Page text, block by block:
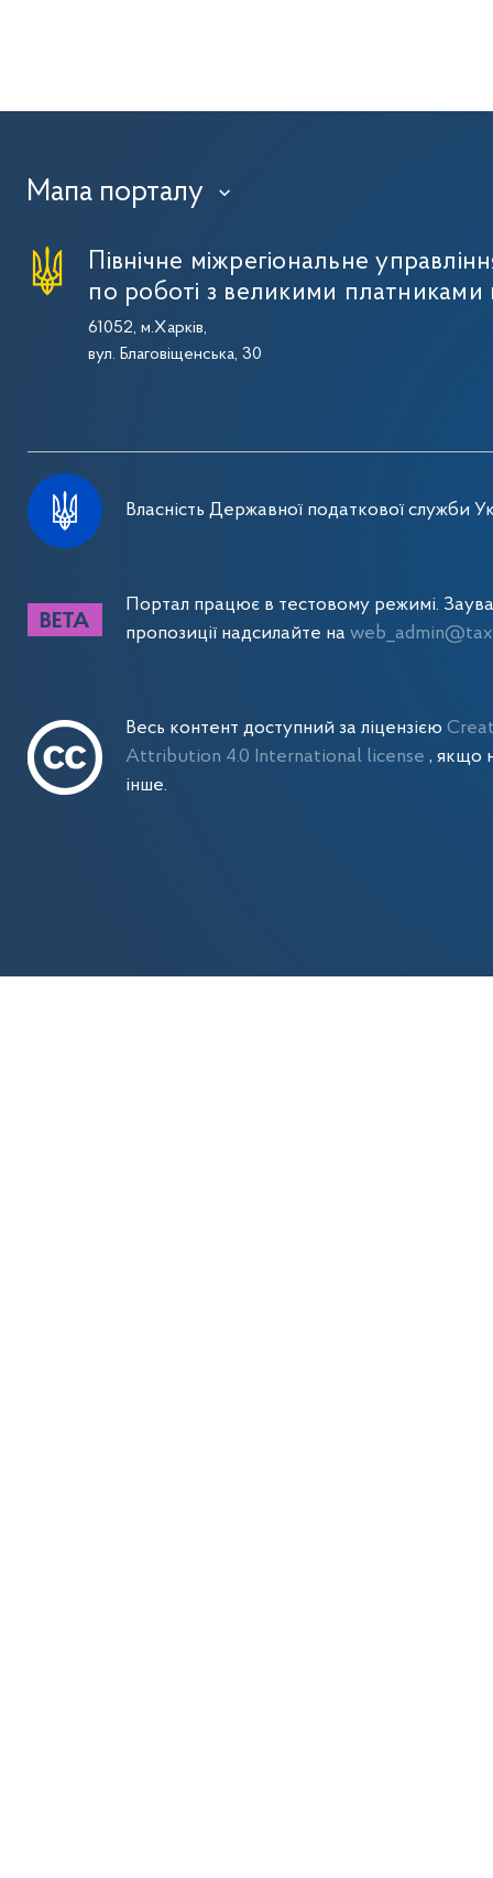
Мапа порталу ›
Північне міжрегіональне
по роботі з великими платниками
61052, м.Харків,
вул. Благовіщенська, 30
Власність Державної податкової служби
Портал працює в тестовому режимі.
пропозиції надсилайте на
Весь контент доступний за ліцензією
Attribution 4.0 International license, якщо
інше.